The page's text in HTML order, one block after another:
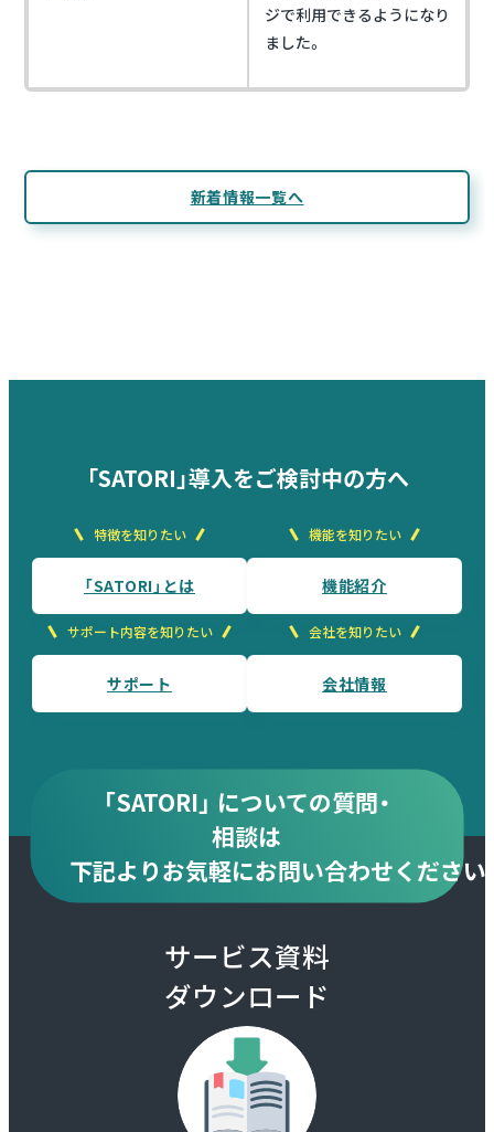
ジで利用できるようになり
ました。
新着情報一覧へ
「SATORI」導入をご検討中の方へ
特徴を知りたい
「SATORI」とは
機能を知りたい
機能紹介
サポート内容を知りたい
サポート
会社を知りたい
会社情報
「SATORI」 についての質問・
相談は
下記よりお気軽にお問い合わせください
サービス資料
ダウンロード